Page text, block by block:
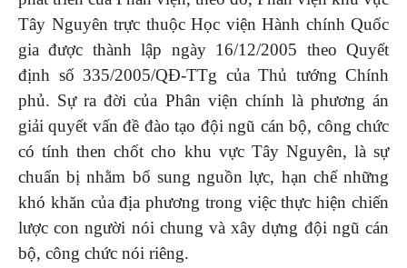
Tây Nguyên trực thuộc Học viện Hành chính Quốc
gia được thành lập ngày 16/12/2005 theo Quyết
định số 335/2005/QĐ-TTg của Thủ tướng Chính
phủ. Sự ra đời của Phân viện chính là phương án
giải quyết vấn đề đào tạo đội ngũ cán bộ, công chức
có tính then chốt cho khu vực Tây Nguyên, là sự
chuẩn bị nhằm bổ sung nguồn lực, hạn chế những
khó khăn của địa phương trong việc thực hiện chiến
lược con người nói chung và xây dựng đội ngũ cán
bộ, công chức nói riêng.